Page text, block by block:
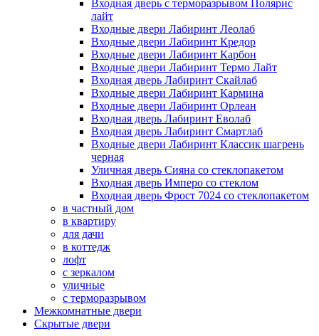
Входная дверь с терморазрывом Полярис
лайт
Входные двери Лабиринт Леолаб
Входные двери Лабиринт Кредор
Входные двери Лабиринт Карбон
Входные двери Лабиринт Термо Лайт
Входная дверь Лабиринт Скайлаб
Входные двери Лабиринт Кармина
Входные двери Лабиринт Орлеан
Входная дверь Лабиринт Еволаб
Входная дверь Лабиринт Смартлаб
Входные двери Лабиринт Классик шагрень
черная
Уличная дверь Сияна со стеклопакетом
Входная дверь Имперо со стеклом
Входная дверь Фрост 7024 со стеклопакетом
в частный дом
в квартиру
для дачи
в коттедж
лофт
с зеркалом
уличные
с терморазрывом
Межкомнатные двери
Скрытые двери